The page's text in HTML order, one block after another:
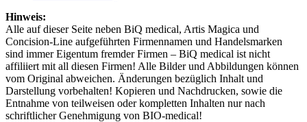
Hinweis:
Alle auf dieser Seite neben BiQ medical, Artis Magica und
Concision-Line aufgeführten Firmennamen und Handelsmarken
sind immer Eigentum fremder Firmen – BiQ medical ist nicht
affiliiert mit all diesen Firmen! Alle Bilder und Abbildungen können
vom Original abweichen. Änderungen bezüglich Inhalt und
Darstellung vorbehalten! Kopieren und Nachdrucken, sowie die
Entnahme von teilweisen oder kompletten Inhalten nur nach
schriftlicher Genehmigung von BIO-medical!